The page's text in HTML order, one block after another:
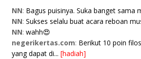
NN: Bagus puisinya. Suka banget sama
NN: Sukses selalu buat acara reboan
NN: wahh😍
negerikertas.com: Berikut 10 poin
yang dapat di... [hadiah]